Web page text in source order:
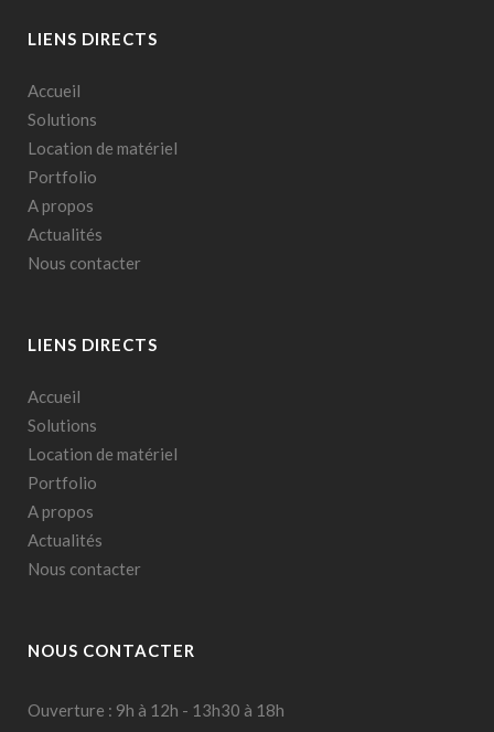
LIENS DIRECTS
Accueil
Solutions
Location de matériel
Portfolio
A propos
Actualités
Nous contacter
LIENS DIRECTS
Accueil
Solutions
Location de matériel
Portfolio
A propos
Actualités
Nous contacter
NOUS CONTACTER
Ouverture : 9h à 12h - 13h30 à 18h